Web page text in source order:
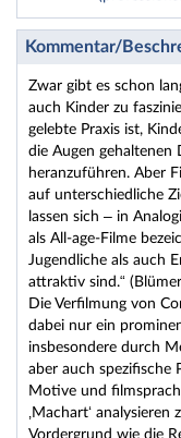
Kommentar/
Zwar gibt es schon
auch Kinder zu
gelebte Praxis ist,
die Augen gehaltenen
heranzuführen. Aber
auf unterschiedliche
lassen sich – in
als All-age-Filme
Jugendliche als auch
attraktiv sind.“
Die Verfilmung von
dabei nur ein
insbesondere durch
aber auch spezifische
Motive und
‚Machart‘
Vordergrund wie die